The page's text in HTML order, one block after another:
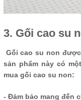
3. Gối cao su
Gối cao su non
sản phẩm này có
mua gối cao su non:
- Đảm bảo mang đến